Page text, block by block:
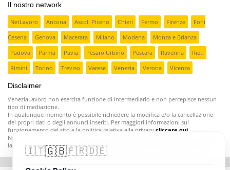
Il nostro network
NetLavoro Ancona Ascoli Piceno Chieti Fermo Firenze
Forlì
Cesena
Genova Macerata Milano Modena
Monza e Brianza
Padova
Parma Pavia Pesaro Urbino Pescara Ravenna
Rieti
Rimini
Torino Treviso Varese Venezia Verona Vicenza
Disclaimer
VeneziaLavoro non esercita funzione di intermediario e non percepisce nessun
tipo di mediazione.
In qualunque momento è possibile richiedere la modifica e/o la cancellazione
dei propri dati o degli annunci inseriti. Per maggiori informazioni sul
funzionamento del sito e la politica relativa alla privacy cliccare qui
Nonostante i nostri controlli ci sono aziende poco serie che inseriscono offerte di
lavoro fasulle o ingannevoli;segnalatecele e provvederemo a rimuoverle
🇮🇹🇬🇧🇫🇷🇩🇪